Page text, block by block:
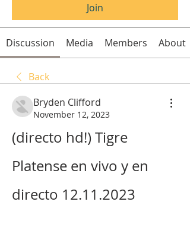
Join
Discussion Media Members About
Back
Bryden Clifford
November 12, 2023
(directo hd!) Tigre
Platense en vivo y en
directo 12.11.2023